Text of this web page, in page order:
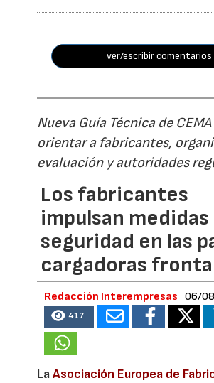
ver/escribir comentarios
Nueva Guía Técnica de
orientar a fabricantes,
evaluación y autoridades
Los fabricantes
impulsan medidas
seguridad en las
cargadoras
Redacción Interempresas 06/
417
LaAsociación Europea de